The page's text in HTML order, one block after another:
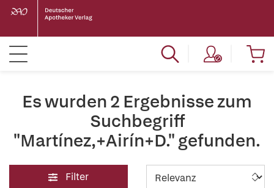
Es wurden 2 Ergebnisse zum
Suchbegriff
"Martínez,+Airín+D." gefunden.
Filter